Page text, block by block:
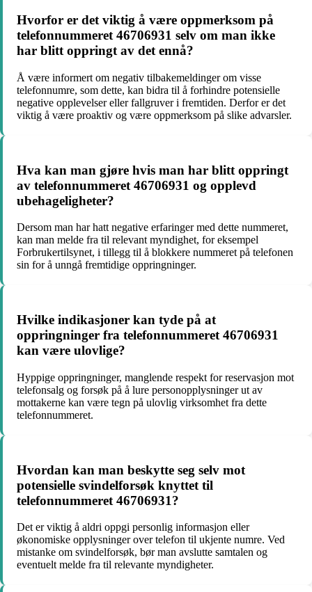
Hvorfor er det viktig å være oppmerksom på
telefonnummeret 46706931 selv om man ikke
har blitt oppringt av det ennå?
Å være informert om negativ tilbakemeldinger om visse
telefonnumre, som dette, kan bidra til å forhindre potensielle
negative opplevelser eller fallgruver i fremtiden. Derfor er det
viktig å være proaktiv og være oppmerksom på slike advarsler.
Hva kan man gjøre hvis man har blitt oppringt
av telefonnummeret 46706931 og opplevd
ubehageligheter?
Dersom man har hatt negative erfaringer med dette nummeret,
kan man melde fra til relevant myndighet, for eksempel
Forbrukertilsynet, i tillegg til å blokkere nummeret på telefonen
sin for å unngå fremtidige oppringninger.
Hvilke indikasjoner kan tyde på at
oppringninger fra telefonnummeret 46706931
kan være ulovlige?
Hyppige oppringninger, manglende respekt for reservasjon mot
telefonsalg og forsøk på å lure personopplysninger ut av
mottakerne kan være tegn på ulovlig virksomhet fra dette
telefonnummeret.
Hvordan kan man beskytte seg selv mot
potensielle svindelforsøk knyttet til
telefonnummeret 46706931?
Det er viktig å aldri oppgi personlig informasjon eller
økonomiske opplysninger over telefon til ukjente numre. Ved
mistanke om svindelforsøk, bør man avslutte samtalen og
eventuelt melde fra til relevante myndigheter.